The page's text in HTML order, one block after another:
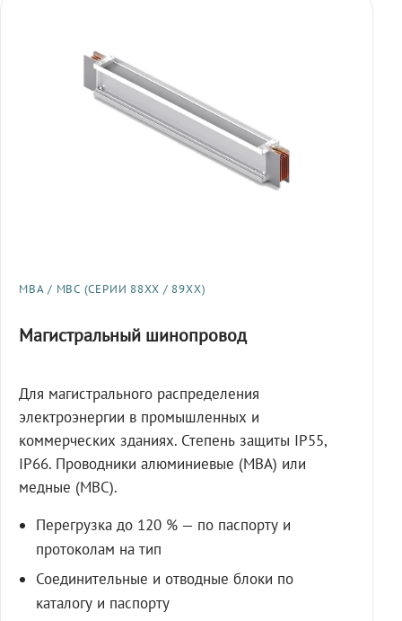
МВА / МВС (СЕРИИ 88XX / 89XX)
Магистральный шинопровод
Для магистрального распределения
электроэнергии в промышленных и
коммерческих зданиях. Степень защиты IP55,
IP66. Проводники алюминиевые (МВА) или
медные (МВС).
Перегрузка до 120 % — по паспорту и
протоколам на тип
Соединительные и отводные блоки по
каталогу и паспорту